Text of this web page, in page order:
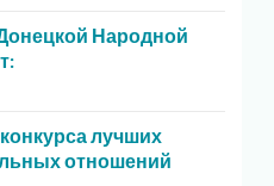
Народной
лучших
отношений